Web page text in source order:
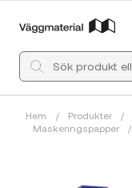
Hem / Produkter /
Maskeringspapper
/